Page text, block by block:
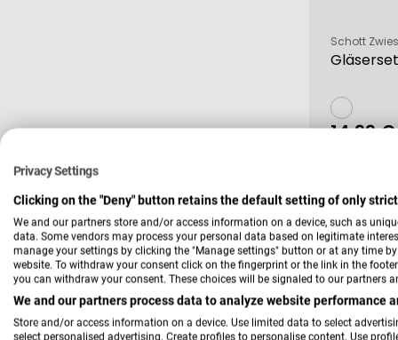
Privacy Settings
Clicking on the "Deny" button retains the default setting of only
We and our partners store and/or access information on a device, such as
data. Some vendors may process your personal data based on legitimate
manage your settings by clicking the "Manage settings" button or at any time
website. To withdraw your consent click on the fingerprint or the link in the
you can withdraw your consent. These choices will be signaled to our partners
We and our partners process data to analyze website performance
Store and/or access information on a device. Use limited data to select
select personalised advertising. Create profiles to personalise content. Use
Verkäufer:
Schott
14,99 €
-37 %